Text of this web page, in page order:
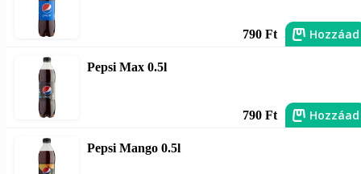
790 Ft Hozzáad
Pepsi Max 0.5l
790 Ft Hozzáad
Pepsi Mango 0.5l